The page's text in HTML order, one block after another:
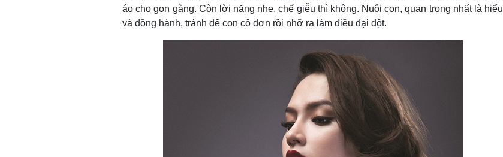
áo cho gọn gàng. Còn lời nặng nhẹ, chế giễu thì không. Nuôi con, quan trọng nhất là hiểu
và đồng hành, tránh để con cô đơn rồi nhỡ ra làm điều dại dột.